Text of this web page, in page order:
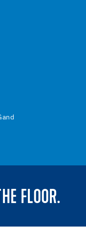
FLOOR.